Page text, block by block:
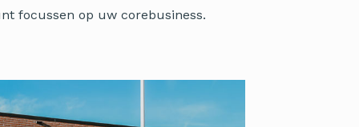
focussen op uw corebusiness.